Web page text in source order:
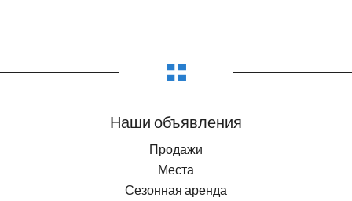
Наши объявления
Продажи
Места
Сезонная аренда